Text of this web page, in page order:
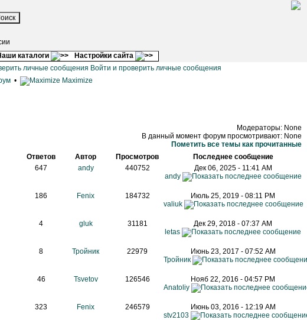
каталоги Настройки сайта
Войти и проверить личные сообщения
• Maximize
Модераторы: None
В данный момент форум просмотривают: None
Пометить все темы как прочитанные
Ответов Автор Просмотров
Последнее сообщение
647 andy 440752
Дек 06, 2025 - 11:41 AM
andy
186 Fenix 184732
Июль 25, 2019 - 08:11 PM
valiuk
4 gluk 31181
Дек 29, 2018 - 07:37 AM
letas
8 Тройник 22979
Июнь 23, 2017 - 07:52 AM
Тройник
46 Tsvetov 126546
Нояб 22, 2016 - 04:57 PM
Anatoliy
323 Fenix 246579
Июнь 03, 2016 - 12:19 AM
stv2103